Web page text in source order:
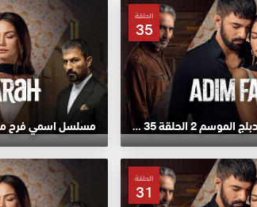
الحلقة
35
مسلسل اسمي فرح مدبلج الموسم 2 الحلقة 35 HD
الحلقة
31